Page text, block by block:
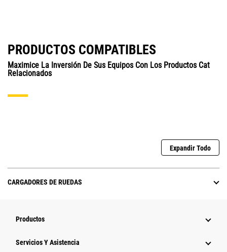
PRODUCTOS COMPATIBLES
Maximice La Inversión De Sus Equipos Con Los Productos Cat
Relacionados
Expandir Todo
CARGADORES DE RUEDAS
Productos
Servicios Y Asistencia